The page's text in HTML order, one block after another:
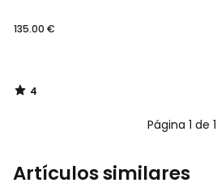
135.00 €
4
/
Página 1 de 1
Artículos similares